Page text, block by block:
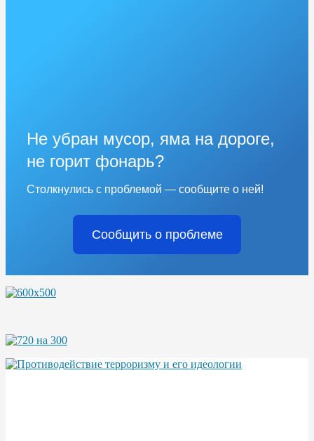
Не убран мусор, яма на дороге,
не горит фонарь?
Столкнулись с проблемой — сообщите о ней!
Сообщить о проблеме